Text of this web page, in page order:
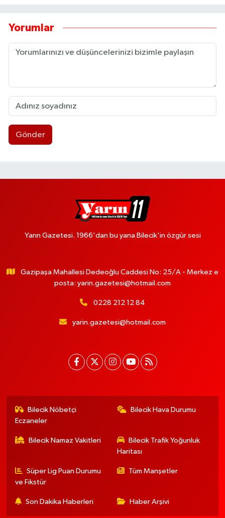
Yorumlar
Gönder
Yarın Gazetesi. 1966'dan bu yana Bilecik'in özgür sesi
Gazipaşa Mahallesi Dedeoğlu Caddesi No: 25/A - Merkez e
posta: yarin.gazetesi@hotmail.com
0228 212 12 84
yarin.gazetesi@hotmail.com
Bilecik Nöbetçi
Eczaneler
Bilecik Hava Durumu
Bilecik Namaz Vakitleri
Bilecik Trafik Yoğunluk
Haritası
Süper Lig Puan Durumu
ve Fikstür
Tüm Manşetler
Son Dakika Haberleri Haber Arşivi